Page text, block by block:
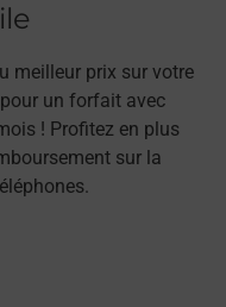
meilleur prix sur votre
un forfait avec
! Profitez en plus
sur la